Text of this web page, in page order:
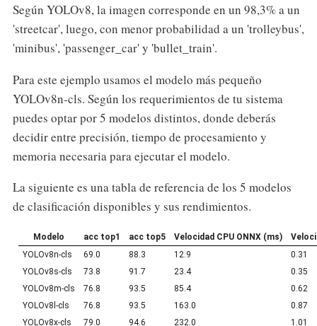
Según YOLOv8, la imagen corresponde en un 98,3% a un
'streetcar', luego, con menor probabilidad a un 'trolleybus',
'minibus', 'passenger_car' y 'bullet_train'.
Para este ejemplo usamos el modelo más pequeño
YOLOv8n-cls. Según los requerimientos de tu sistema
puedes optar por 5 modelos distintos, donde deberás
decidir entre precisión, tiempo de procesamiento y
memoria necesaria para ejecutar el modelo.
La siguiente es una tabla de referencia de los 5 modelos
de clasificación disponibles y sus rendimientos.
Modelo acc top1 acc top5 Velocidad CPU ONNX (ms)
YOLOv8n-cls
69.0 88.3 12.9
0.31
YOLOv8s-cls
73.8 91.7 23.4
0.35
YOLOv8m-cls
76.8 93.5 85.4
0.62
YOLOv8l-cls
76.8 93.5 163.0
0.87
YOLOv8x-cls
79.0 94.6 232.0 1.01